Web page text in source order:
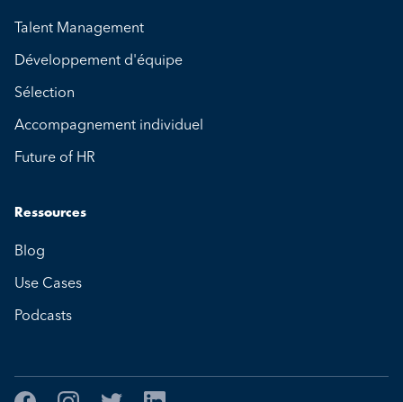
Talent Management
Développement d'équipe
Sélection
Accompagnement individuel
Future of HR
Ressources
Blog
Use Cases
Podcasts